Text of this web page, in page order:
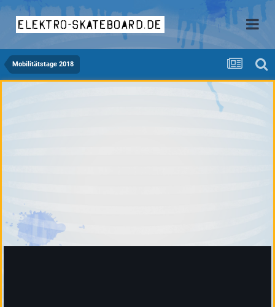
elektro-skateboard.de
Mobilitätstage 2018